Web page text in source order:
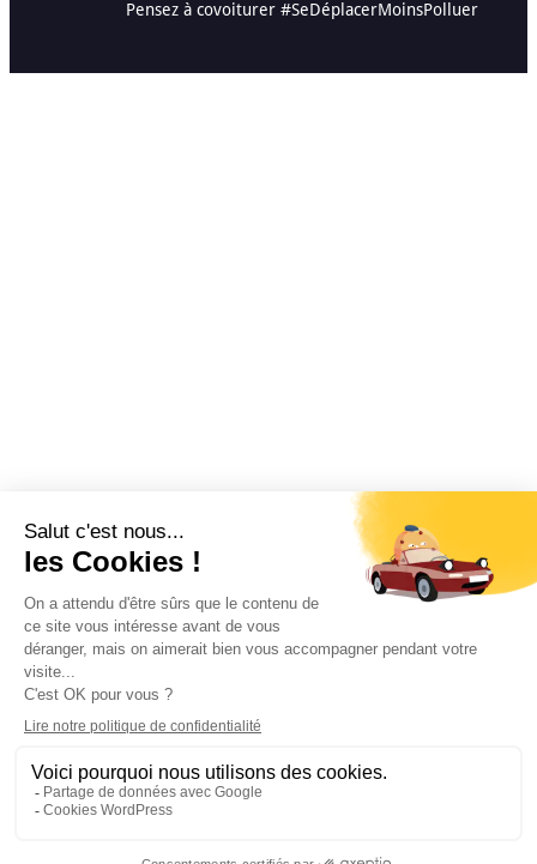
Pensez à covoiturer #SeDéplacerMoinsPolluer